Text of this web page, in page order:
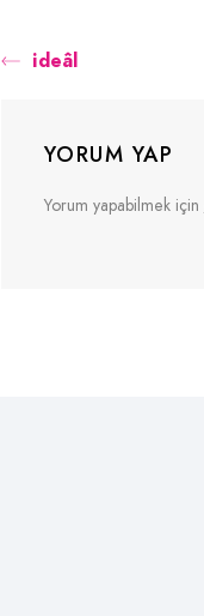
ideâl
YORUM YAP
Yorum yapabilmek için